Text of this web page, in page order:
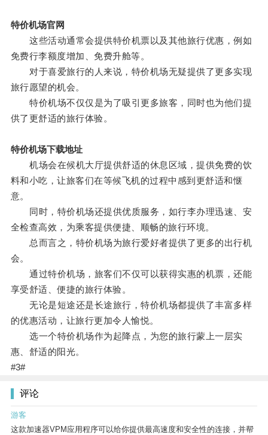
特价机场官网
这些活动通常会提供特价机票以及其他旅行优惠，例如
免费行李额度增加、免费升舱等。
对于喜爱旅行的人来说，特价机场无疑提供了更多实现
旅行愿望的机会。
特价机场不仅仅是为了吸引更多旅客，同时也为他们提
供了更舒适的旅行体验。
特价机场下载地址
机场会在候机大厅提供舒适的休息区域，提供免费的饮
料和小吃，让旅客们在等候飞机的过程中感到更舒适和惬
意。
同时，特价机场还提供优质服务，如行李办理迅速、安
全检查高效，为乘客提供便捷、顺畅的旅行环境。
总而言之，特价机场为旅行爱好者提供了更多的出行机
会。
通过特价机场，旅客们不仅可以获得实惠的机票，还能
享受舒适、便捷的旅行体验。
无论是短途还是长途旅行，特价机场都提供了丰富多样
的优惠活动，让旅行更加令人愉悦。
选一个特价机场作为起降点，为您的旅行蒙上一层实
惠、舒适的阳光。
#3#
评论
游客
这款加速器VPM应用程序可以给你提供最高速度和安全性的连接，并帮